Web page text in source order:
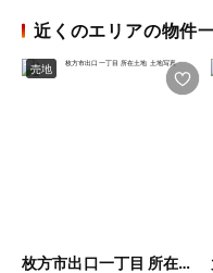
近くのエリアの物件
売地
枚方市出口一丁目 所在土地